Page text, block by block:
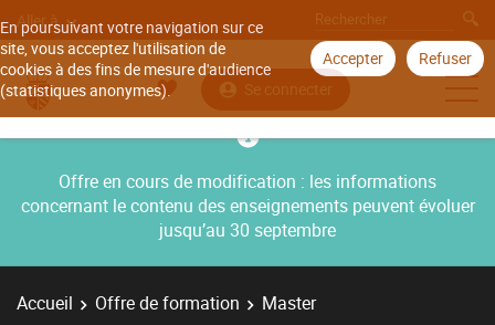
En poursuivant votre navigation sur ce
site, vous acceptez l'utilisation de
cookies à des fins de mesure d'audience
(statistiques anonymes).
Accepter Refuser
Aller à
Se connecter
Offre en cours de modification : les informations
concernant le contenu des enseignements peuvent évoluer
jusqu’au 30 septembre
Accueil Offre de formation
Master